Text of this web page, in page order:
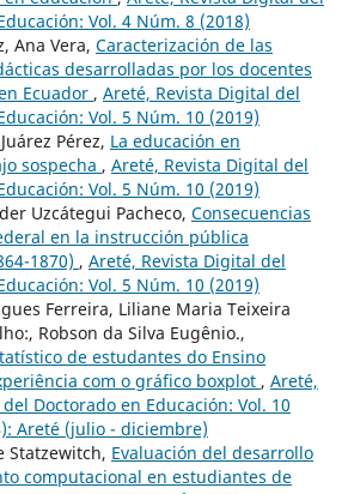
Vol. 4 Núm. 8 (2018)
Ana Vera, Caracterización de las
desarrolladas por los docentes
Ecuador , Areté, Revista Digital del
Vol. 5 Núm. 10 (2019)
Pérez, La educación en
sospecha , Areté, Revista Digital del
Vol. 5 Núm. 10 (2019)
Uzcátegui Pacheco, Consecuencias
en la instrucción pública
1870) , Areté, Revista Digital del
Vol. 5 Núm. 10 (2019)
Ferreira, Liliane Maria Teixeira
Robson da Silva Eugênio.,
de estudantes do Ensino
com o gráfico boxplot , Areté,
Doctorado en Educación: Vol. 10
Areté (julio - diciembre)
Statzewitch, Evaluación del desarrollo
computacional en estudiantes de